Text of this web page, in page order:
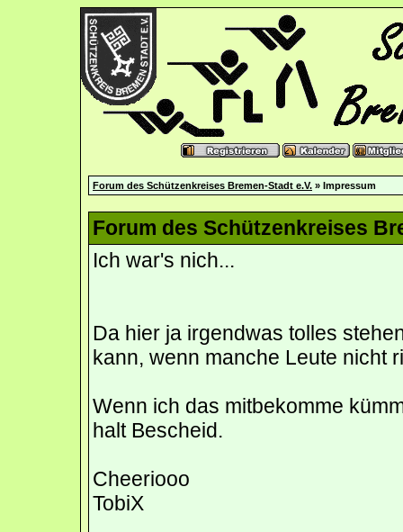
Forum des Schützenkreises Bremen-Stadt e.V. » Impressum
Forum des Schützenkreises
Ich war's nich...
Da hier ja irgendwas tolles
kann, wenn manche Leute nicht
Wenn ich das mitbekomme
halt Bescheid.
Cheeriooo
TobiX